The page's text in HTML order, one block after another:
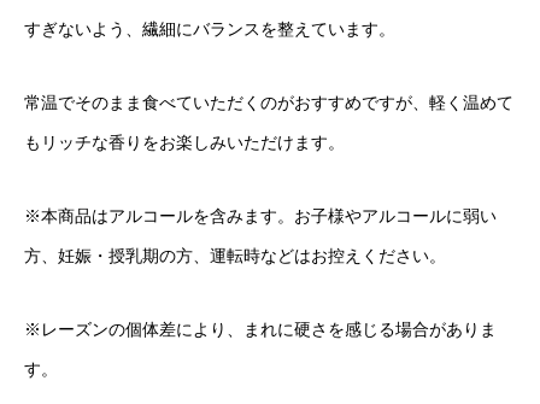
すぎないよう、繊細にバランスを整えています。
常温でそのまま食べていただくのがおすすめですが、軽く温めて
もリッチな香りをお楽しみいただけます。
※本商品はアルコールを含みます。お子様やアルコールに弱い
方、妊娠・授乳期の方、運転時などはお控えください。
※レーズンの個体差により、まれに硬さを感じる場合がありま
す。